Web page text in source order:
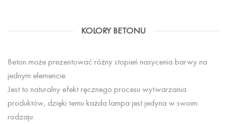
KOLORY BETONU
Beton może prezentować różny stopień nasycenia barwy na
jednym elemencie.
Jest to naturalny efekt ręcznego procesu wytwarzania
produktów, dzięki temu każda lampa jest jedyna w swoim
rodzaju.